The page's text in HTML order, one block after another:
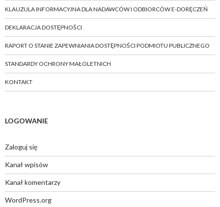
KLAUZULA INFORMACYJNA DLA NADAWCÓW I ODBIORCÓW E-DORĘCZEŃ
DEKLARACJA DOSTĘPNOŚCI
RAPORT O STANIE ZAPEWNIANIA DOSTĘPNOŚCI PODMIOTU PUBLICZNEGO
STANDARDY OCHRONY MAŁOLETNICH
KONTAKT
LOGOWANIE
Zaloguj się
Kanał wpisów
Kanał komentarzy
WordPress.org